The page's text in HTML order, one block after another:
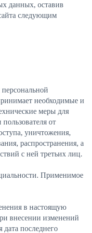
данных, оставив
следующим
необходимые и
меры для
от
уничтожения,
распространения, а
с ней третьих лиц.
Применимое
в настоящую
внесении изменений
дата последнего